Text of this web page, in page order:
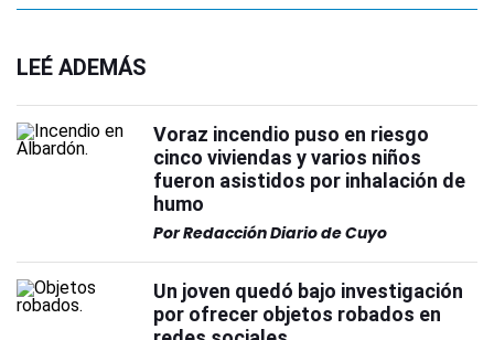
LEÉ ADEMÁS
Voraz incendio puso en riesgo
cinco viviendas y varios niños
fueron asistidos por inhalación de
humo
PorRedacción Diario de Cuyo
Un joven quedó bajo investigación
por ofrecer objetos robados en